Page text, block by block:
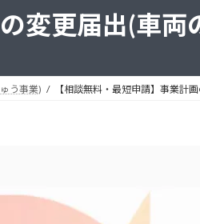
変更届出(車
う事業) 【相談無料・最短申請】事業計